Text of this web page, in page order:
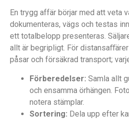
En trygg affär börjar med att veta
dokumenteras, vägs och testas
ett totalbelopp presenteras.
allt är begripligt. För
påsar och försäkrad transport;
Förberedelser: Samla allt
och ensamma örhängen.
notera stämplar.
Sortering: Dela upp efter